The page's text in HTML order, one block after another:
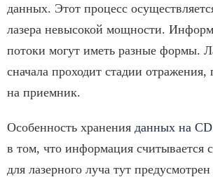
данных. Этот процесс
лазера невысокой мощности.
потоки могут иметь разные формы.
сначала проходит стадии отражения,
на приемник.
Особенность хранения данных на
в том, что информация считывается
для лазерного луча тут